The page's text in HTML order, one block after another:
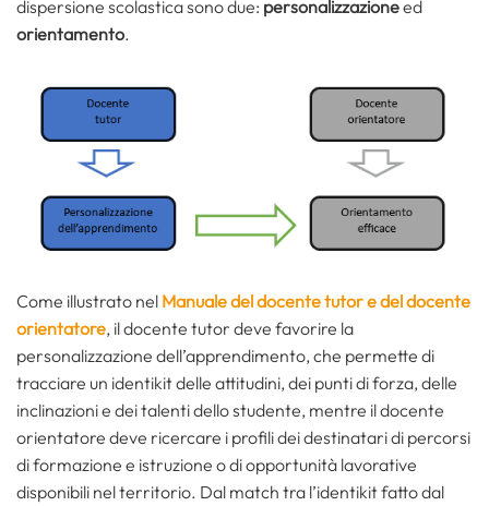
dispersione scolastica sono due: personalizzazioneed
orientamento.
Come illustrato nel Manuale del docente tutor e del docente
orientatore, il docente tutor deve favorire la
personalizzazione dell’apprendimento, che permette di
tracciare un identikit delle attitudini, dei punti di forza, delle
inclinazioni e dei talenti dello studente, mentre il docente
orientatore deve ricercare i profili dei destinatari di percorsi
di formazione e istruzione o di opportunità lavorative
disponibili nel territorio. Dal match tra l’identikit fatto dal